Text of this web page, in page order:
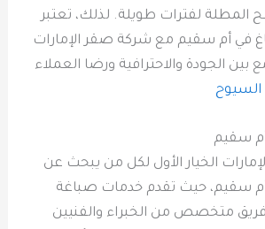
المطلة لفترات طويلة. لذلك، تعتبر
في أم سقيم مع شركة صقر الإمارات
بين الجودة والاحترافية ورضا العملاء
سقيم
الخيار الأول لكل من يبحث عن
سقيم، حيث تقدم خدمات صباغة
فريق متخصص من الخبراء والفنيين